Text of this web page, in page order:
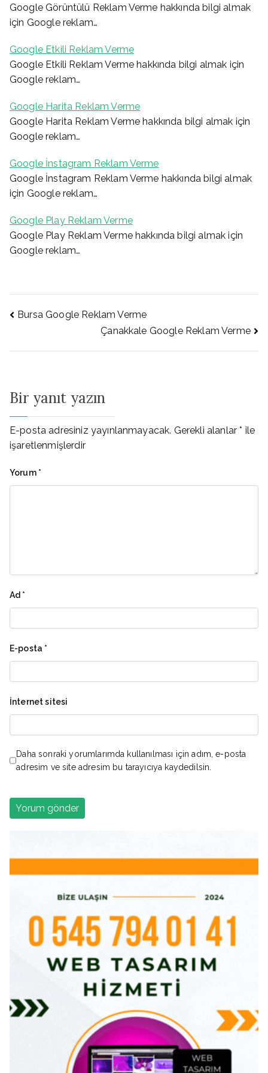
Google Görüntülü Reklam Verme hakkında bilgi almak
için Google reklam…
Google Etkili Reklam Verme
Google Etkili Reklam Verme hakkında bilgi almak için
Google reklam…
Google Harita Reklam Verme
Google Harita Reklam Verme hakkında bilgi almak için
Google reklam…
Google İnstagram Reklam Verme
Google İnstagram Reklam Verme hakkında bilgi almak
için Google reklam…
Google Play Reklam Verme
Google Play Reklam Verme hakkında bilgi almak için
Google reklam…
Yazı
Bursa Google Reklam Verme
Çanakkale Google Reklam Verme
Bir yanıt yazın
E-posta adresiniz yayınlanmayacak. Gerekli alanlar* ile
işaretlenmişlerdir
Yorum *
Ad *
E-posta *
İnternet sitesi
Daha sonraki yorumlarımda kullanılması için adım, e-posta
adresim ve site adresim bu tarayıcıya kaydedilsin.